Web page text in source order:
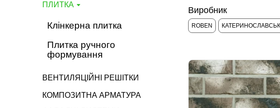
ПЛИТКА
Клінкерна плитка
Плитка ручного
формування
ВЕНТИЛЯЦІЙНІ РЕШІТКИ
КОМПОЗИТНА АРМАТУРА
Виробник
ROBEN